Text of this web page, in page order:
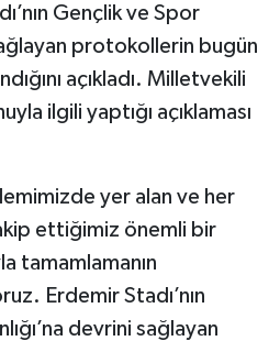
Gençlik ve Spor
protokollerin bugün
açıkladı. Milletvekili
ilgili yaptığı açıklaması
yer alan ve her
ettiğimiz önemli bir
tamamlamanın
Erdemir Stadı’nın
devrini sağlayan